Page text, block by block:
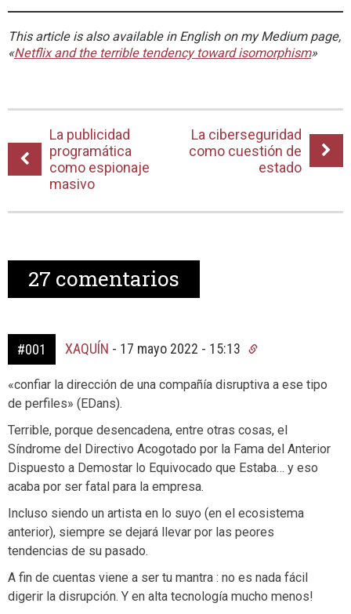
This article is also available in English on my Medium page,
«Netflix and the terrible tendency toward isomorphism»
La publicidad
programática
como espionaje
masivo
La ciberseguridad
como cuestión de
estado
27 comentarios
#001 XAQUÍN - 17 mayo 2022 - 15:13
«confiar la dirección de una compañía disruptiva a ese tipo
de perfiles» (EDans).
Terrible, porque desencadena, entre otras cosas, el
Síndrome del Directivo Acogotado por la Fama del Anterior
Dispuesto a Demostar lo Equivocado que Estaba… y eso
acaba por ser fatal para la empresa.
Incluso siendo un artista en lo suyo (en el ecosistema
anterior), siempre se dejará llevar por las peores
tendencias de su pasado.
A fin de cuentas viene a ser tu mantra : no es nada fácil
digerir la disrupción. Y en alta tecnología mucho menos!